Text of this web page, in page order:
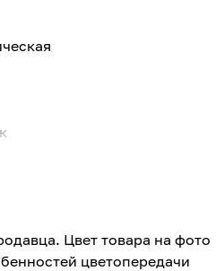
Цвет товара на фото
цветопередачи